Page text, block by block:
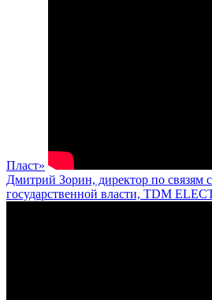
Пласт»
Дмитрий Зорин, директор по связям
государственной власти, TDM